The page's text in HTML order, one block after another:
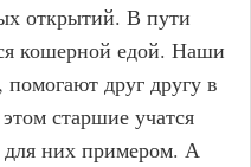
открытий. В пути
кошерной едой. Наши
друг другу в
старшие учатся
для них примером. А